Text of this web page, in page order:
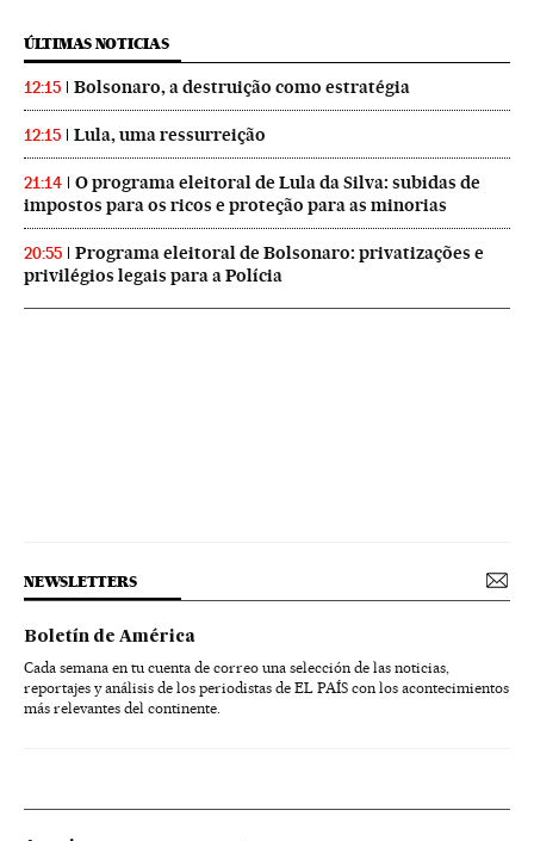
ÚLTIMAS NOTICIAS
12:15 Bolsonaro, a destruição como estratégia
12:15 Lula, uma ressurreição
21:14
O programa eleitoral de Lula da Silva: subidas de
impostos para os ricos e proteção para as minorias
20:55
Programa eleitoral de Bolsonaro: privatizações e
privilégios legais para a Polícia
NEWSLETTERS
Boletín de América
Cada semana en tu cuenta de correo una selección de las noticias,
reportajes y análisis de los periodistas de EL PAÍS con los acontecimientos
más relevantes del continente.